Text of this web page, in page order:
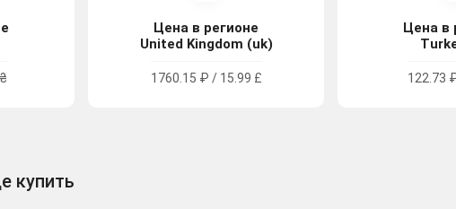
Цена в регионе
United Kingdom (uk)
1760.15 ₽ / 15.99 £
Цена в
122.73
купить